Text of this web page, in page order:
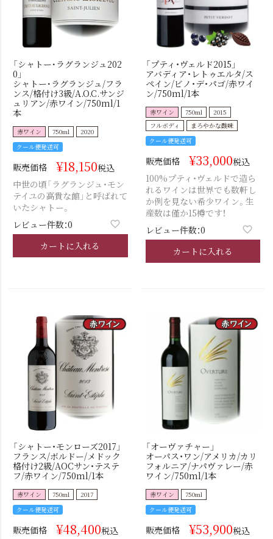
「シャトー･ラグランジュ202
0」
シャトー･ラグランジュ/フラ
ンス/格付け3級/A.O.C.サンジ
ュリアン/赤ワイン/750ml/1
本
赤ワイン 750ml
2020
クール便発送可
販売価格 ¥18,150税込
中世の頃「ラグランジュ・モン
テイユの高貴な館」と呼ばれて
いたシャトー。
レビュー件数：0
カートに入れる
「プティ・ヴェルド2015」
アバディア・レトゥエルタ/ス
ペイン/ビノ・デ・パゴ/赤ワイ
ン/750ml/1本
赤ワイン 750ml
2015
フルボディ
まろやかな酸味
クール便発送可
販売価格 ¥33,000税込
100%プティ・ヴェルドで造ら
れるワインは世界でも数軒し
か例を見ない希少ワイン。生
産数は僅か15樽です！
レビュー件数：0
カートに入れる
「シャトー・モンローズ2017」
フランス/ボルドー/メドック
格付け2級/AOCサン・テステ
フ/赤ワイン/750ml/1本
赤ワイン 750ml
2017
クール便発送可
販売価格 ¥48,400税込
「オーヴァチャー」
オーパス・ワン/アメリカ/カリ
フォルニア/ナパヴァレー/赤
ワイン/750ml/1本
赤ワイン
750ml
クール便発送可
販売価格 ¥53,900税込